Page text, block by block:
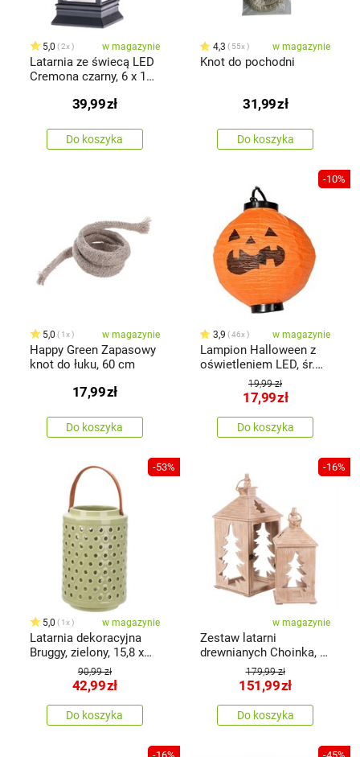
5,0 2x w magazynie
Latarnia ze świecą LED
Cremona czarny, 6 x 13
39,99zł
Do koszyka
4,3 55x w magazynie
Knot do pochodni
31,99zł
Do koszyka
5,0 1x w magazynie
Happy Green Zapasowy
knot do łuku, 60 cm
17,99zł
Do koszyka
-10%
3,9 46x w magazynie
Lampion Halloween z
oświetleniem LED, śr.
19,99 zł
17,99zł
Do koszyka
-53%
5,0 1x w magazynie
Latarnia dekoracyjna
Bruggy, zielony, 15,8 x
24,3 cm, dolomit
90,99 zł
42,99zł
Do koszyka
-16%
w magazynie
Zestaw latarni
drewnianych Choinka, 2
szt., naturalny
179,99 zł
151,99zł
Do koszyka